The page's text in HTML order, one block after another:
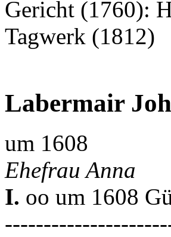
Gericht (1760):
Tagwerk (1812)
Labermair
um 1608
Ehefrau Anna
I. oo um 1608